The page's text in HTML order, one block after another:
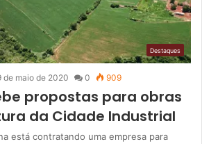
Destaques
de maio de 2020 0 909
propostas para obras
da Cidade Industrial
está contratando uma empresa para